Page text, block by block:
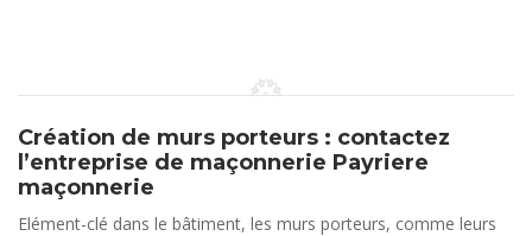
Création de murs porteurs : contactez
l’entreprise de maçonnerie Payriere
maçonnerie
Elément-clé dans le bâtiment, les murs porteurs, comme leurs